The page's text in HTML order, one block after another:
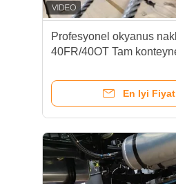
Profesyonel okyanus
40FR/40OT Tam
En Iyi Fiyat